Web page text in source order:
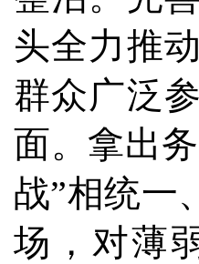
头全力推
群众广泛
面。拿出
战”相统一
场，对薄